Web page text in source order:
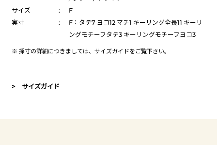
サイズ
:
F
実寸
:
F：タテ7 ヨコ12 マチ1 キーリング全長11 キーリ
ングモチーフタテ3 キーリングモチーフヨコ3
※ 採寸の詳細につきましては、 サイズガイドをご覧下さい。
> サイズガイド